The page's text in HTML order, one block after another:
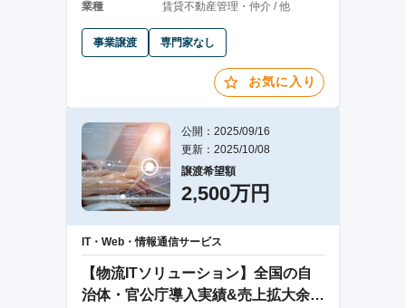
業種
賃貸不動産管理・仲介 / 他
事業譲渡 専門家なし
お気に入り
公開：2025/09/16
更新：2025/10/08
譲渡希望額
2,500万円
IT・Web・情報通信サービス
【物流ITソリューション】全国の自
治体・官公庁導入実績&売上拡大余地